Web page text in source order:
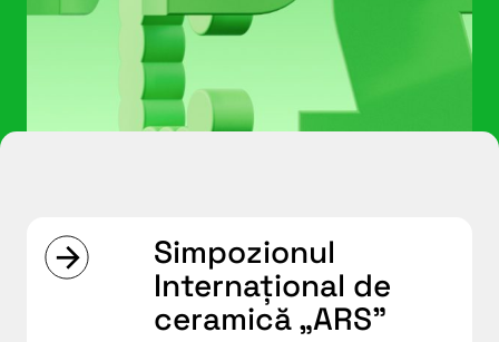
Simpozionul
Internațional de
ceramică „ARS”